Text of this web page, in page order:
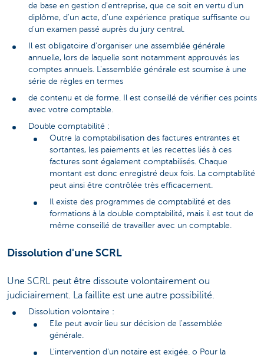
de base en gestion d'entreprise, que ce soit en vertu d'un
diplôme, d'un acte, d'une expérience pratique suffisante ou
d'un examen passé auprès du jury central.
Il est obligatoire d'organiser une assemblée générale
annuelle, lors de laquelle sont notamment approuvés les
comptes annuels. L'assemblée générale est soumise à une
série de règles en termes
de contenu et de forme. Il est conseillé de vérifier ces points
avec votre comptable.
Double comptabilité :
Outre la comptabilisation des factures entrantes et
sortantes, les paiements et les recettes liés à ces
factures sont également comptabilisés. Chaque
montant est donc enregistré deux fois. La comptabilité
peut ainsi être contrôlée très efficacement.
Il existe des programmes de comptabilité et des
formations à la double comptabilité, mais il est tout de
même conseillé de travailler avec un comptable.
Dissolution d'une SCRL
Une SCRL peut être dissoute volontairement ou
judiciairement. La faillite est une autre possibilité.
Dissolution volontaire :
Elle peut avoir lieu sur décision de l'assemblée
générale.
L'intervention d'un notaire est exigée. o Pour la